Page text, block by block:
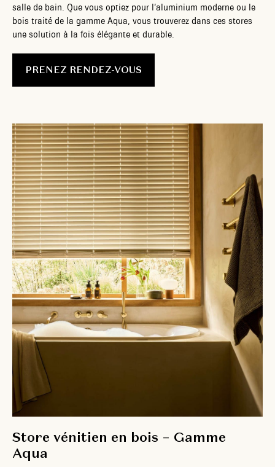
salle de bain. Que vous optiez pour l’aluminium moderne ou le
bois traité de la gamme Aqua, vous trouverez dans ces stores
une solution à la fois élégante et durable.
PRENEZ RENDEZ-VOUS
Store vénitien en bois – Gamme
Aqua